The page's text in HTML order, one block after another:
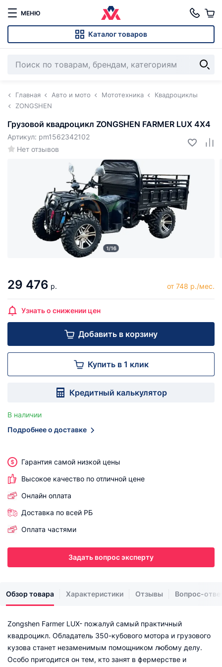
МЕНЮ
Каталог товаров
Главная Авто и мото Мототехника
Квадроциклы
ZONGSHEN
Грузовой квадроцикл ZONGSHEN FARMER LUX 4X4
Нет отзывов
Артикул: pm1562342102
1/16
29 476 р. от 748 р./мес.
Узнать о снижении цен
Добавить в корзину
Купить в 1 клик
Кредитный калькулятор
В наличии
Подробнее о доставке
Гарантия самой низкой цены
Высокое качество по отличной цене
Онлайн оплата
Доставка по всей РБ
Оплата частями
Задать вопрос эксперту
Обзор товара Характеристики Отзывы Вопрос-
Zongshen Farmer LUX- пожалуй самый практичный
квадроцикл. Обладатель 350-кубового мотора и грузового
кузова станет незаменимым помощником любому делу.
Особо пригодится он тем, кто занят в фермерстве и